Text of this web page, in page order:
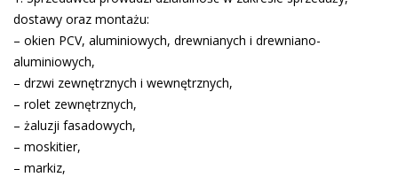
dostawy oraz montażu:
– okien PCV, aluminiowych, drewnianych i drewniano-
aluminiowych,
– drzwi zewnętrznych i wewnętrznych,
– rolet zewnętrznych,
– żaluzji fasadowych,
– moskitier,
– markiz,